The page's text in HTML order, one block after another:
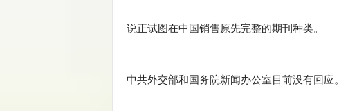
说正试图在中国销售原先完整的期刊种类。
中共外交部和国务院新闻办公室目前没有回应。